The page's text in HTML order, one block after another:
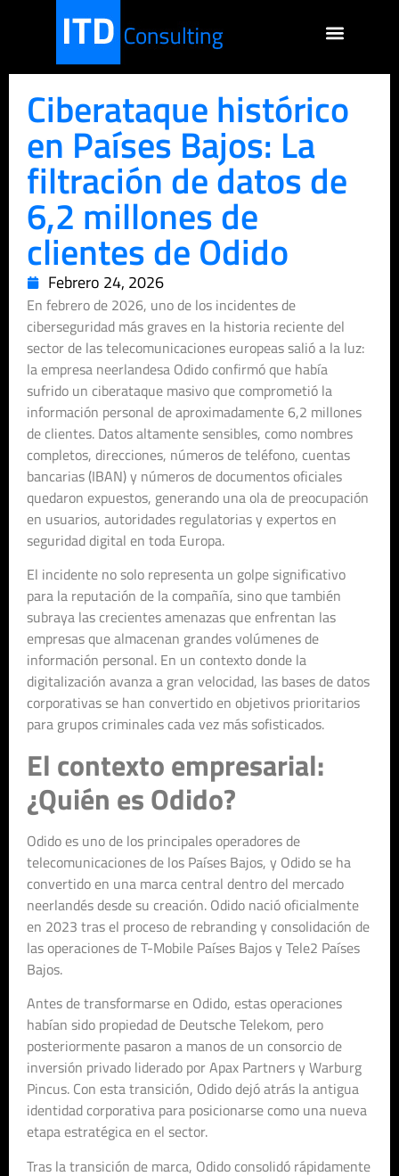
Ciberataque histórico
en Países Bajos: La
filtración de datos de
6,2 millones de
clientes de Odido
Febrero 24, 2026
En febrero de 2026, uno de los incidentes de
ciberseguridad más graves en la historia reciente del
sector de las telecomunicaciones europeas salió a la luz:
la empresa neerlandesa Odido confirmó que había
sufrido un ciberataque masivo que comprometió la
información personal de aproximadamente 6,2 millones
de clientes. Datos altamente sensibles, como nombres
completos, direcciones, números de teléfono, cuentas
bancarias (IBAN) y números de documentos oficiales
quedaron expuestos, generando una ola de preocupación
en usuarios, autoridades regulatorias y expertos en
seguridad digital en toda Europa.
El incidente no solo representa un golpe significativo
para la reputación de la compañía, sino que también
subraya las crecientes amenazas que enfrentan las
empresas que almacenan grandes volúmenes de
información personal. En un contexto donde la
digitalización avanza a gran velocidad, las bases de datos
corporativas se han convertido en objetivos prioritarios
para grupos criminales cada vez más sofisticados.
El contexto empresarial:
¿Quién es Odido?
Odido es uno de los principales operadores de
telecomunicaciones de los Países Bajos, y Odido se ha
convertido en una marca central dentro del mercado
neerlandés desde su creación. Odido nació oficialmente
en 2023 tras el proceso de rebranding y consolidación de
las operaciones de T-Mobile Países Bajos y Tele2 Países
Bajos.
Antes de transformarse en Odido, estas operaciones
habían sido propiedad de Deutsche Telekom, pero
posteriormente pasaron a manos de un consorcio de
inversión privado liderado por Apax Partners y Warburg
Pincus. Con esta transición, Odido dejó atrás la antigua
identidad corporativa para posicionarse como una nueva
etapa estratégica en el sector.
Tras la transición de marca, Odido consolidó rápidamente